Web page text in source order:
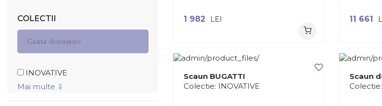
COLECTII
INOVATIVE
Mai multe ⇩
1 982 LEI 11 661
Scaun BUGATTI
Colectie: INOVATIVE
Scaun
Colectie: